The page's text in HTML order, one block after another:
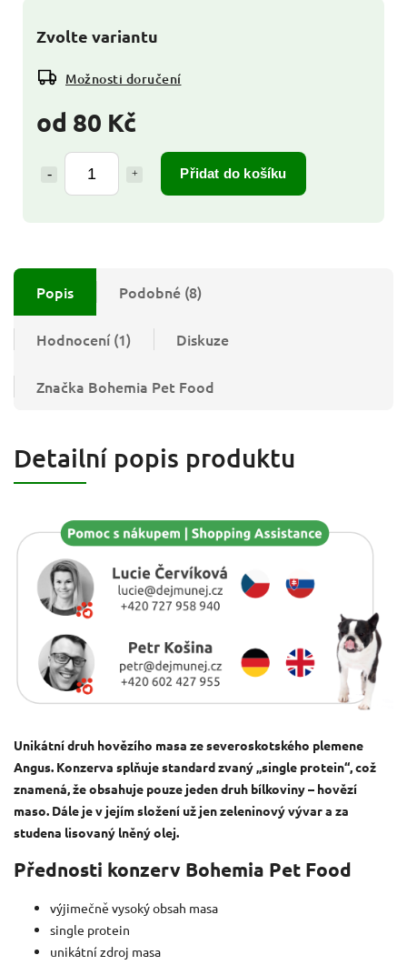
od 80 Kč
Přidat do košíku
Zvolte variantu
Možnosti doručení
Popis Podobné (8)
Hodnocení (1) Diskuze
Značka Bohemia Pet Food
Detailní popis produktu
Unikátní druh hovězího masa ze severoskotského plemene
Angus. Konzerva splňuje standard zvaný „single protein“, což
znamená, že obsahuje pouze jeden druh bílkoviny – hovězí
maso. Dále je v jejím složení už jen zeleninový vývar a za
studena lisovaný lněný olej.
Přednosti konzerv Bohemia Pet Food
výjimečně vysoký obsah masa
single protein
unikátní zdroj masa